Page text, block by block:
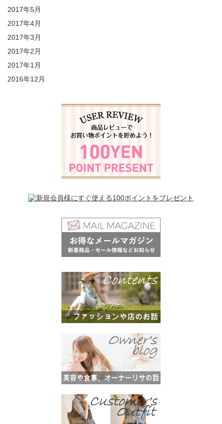
2017年5月
2017年4月
2017年3月
2017年2月
2017年1月
2016年12月